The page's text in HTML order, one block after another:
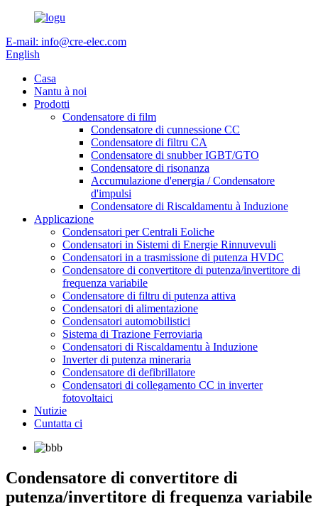
E-mail: info@cre-elec.com
English
Casa
Nantu à noi
Prodotti
Condensatore di film
Condensatore di cunnessione CC
Condensatore di filtru CA
Condensatore di snubber IGBT/GTO
Condensatore di risonanza
Accumulazione d'energia / Condensatore
d'impulsi
Condensatore di Riscaldamentu à Induzione
Applicazione
Condensatori per Centrali Eoliche
Condensatori in Sistemi di Energie Rinnuvevuli
Condensatori in a trasmissione di putenza HVDC
Condensatore di convertitore di putenza/invertitore di
frequenza variabile
Condensatore di filtru di putenza attiva
Condensatori di alimentazione
Condensatori automobilistici
Sistema di Trazione Ferroviaria
Condensatori di Riscaldamentu à Induzione
Inverter di putenza mineraria
Condensatore di defibrillatore
Condensatori di collegamento CC in inverter
fotovoltaici
Nutizie
Cuntatta ci
Condensatore di convertitore di
putenza/invertitore di frequenza variabile